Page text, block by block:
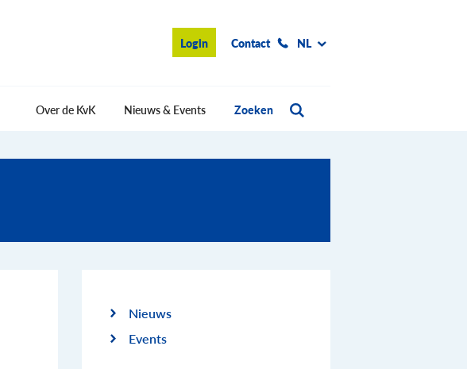
Login Contact NL
Over de KvK Nieuws & Events Zoeken
Nieuws
Events